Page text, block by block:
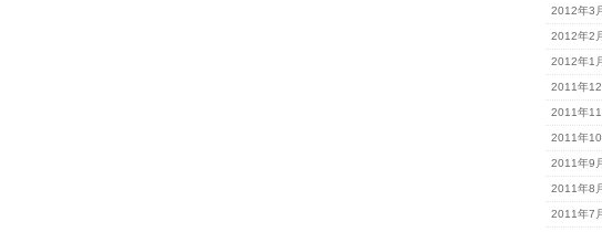
2012年3
2012年2
2012年1
2011年12
2011年11
2011年10
2011年9
2011年8
2011年7